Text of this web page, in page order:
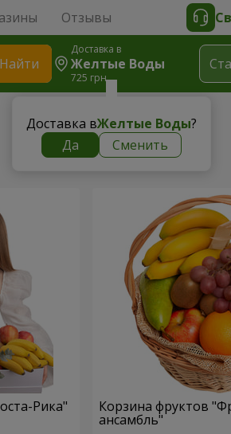
Отзывы
Найти
Доставка в
Желтые Воды
725 грн
Доставка вЖелтые Воды?
Да
Сменить
Рика" Корзина фруктов
ансамбль"